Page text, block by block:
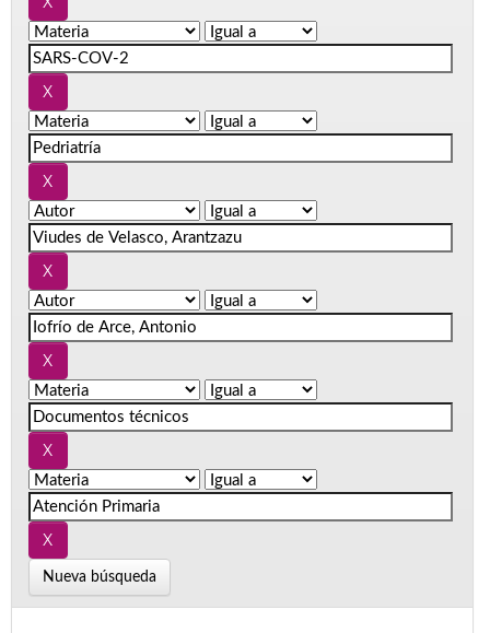
Nueva búsqueda